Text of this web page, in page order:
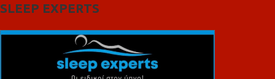
SLEEP EXPERTS